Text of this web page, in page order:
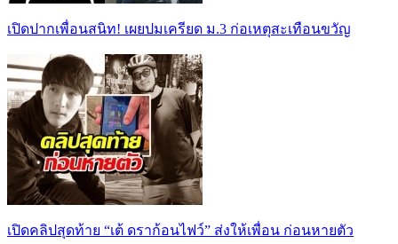
เปิดปากเพื่อนสนิท! เผยปมเครียด ม.3 ก่อเหตุสะเทือนขวัญ
เปิดคลิปสุดท้าย “เต้ ดราก้อนไฟว์” ส่งให้เพื่อน ก่อนหายตัว